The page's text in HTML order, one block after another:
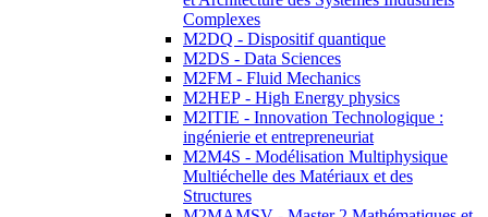
Complexes
M2DQ - Dispositif quantique
M2DS - Data Sciences
M2FM - Fluid Mechanics
M2HEP - High Energy physics
M2ITIE - Innovation Technologique :
ingénierie et entrepreneuriat
M2M4S - Modélisation Multiphysique
Multiéchelle des Matériaux et des
Structures